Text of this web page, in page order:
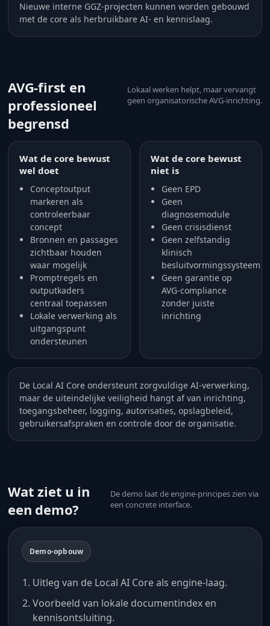
Nieuwe interne GGZ-projecten kunnen worden gebouwd
met de core als herbruikbare AI- en kennislaag.
AVG-first en
professioneel
begrensd
Lokaal werken helpt, maar vervangt
geen organisatorische AVG-inrichting.
Wat de core bewust
wel doet
Conceptoutput
markeren als
controleerbaar
concept
Bronnen en passages
zichtbaar houden
waar mogelijk
Promptregels en
outputkaders
centraal toepassen
Lokale verwerking als
uitgangspunt
ondersteunen
Wat de core bewust
niet is
Geen EPD
Geen
diagnosemodule
Geen crisisdienst
Geen zelfstandig
klinisch
besluitvormingssysteem
Geen garantie op
AVG-compliance
zonder juiste
inrichting
De Local AI Core ondersteunt zorgvuldige AI-verwerking,
maar de uiteindelijke veiligheid hangt af van inrichting,
toegangsbeheer, logging, autorisaties, opslagbeleid,
gebruikersafspraken en controle door de organisatie.
Wat ziet u in
een demo?
De demo laat de engine-principes zien via
een concrete interface.
Demo-opbouw
Uitleg van de Local AI Core als engine-laag.
Voorbeeld van lokale documentindex en
kennisontsluiting.